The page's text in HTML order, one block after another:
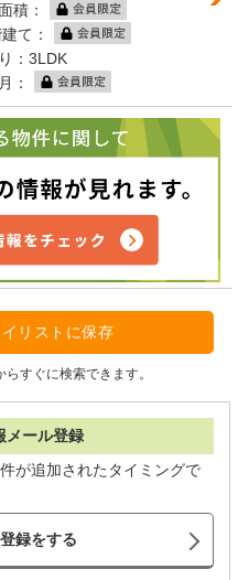
積：
て：
：3LDK
：
リストに保存
すぐに検索できます。
メール登録
が追加されたタイミングで
録をする